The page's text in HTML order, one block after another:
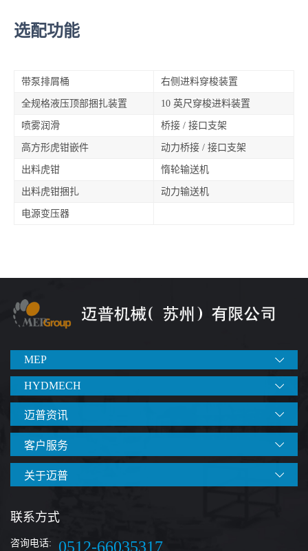
选配功能
带泵排屑桶 右侧进料穿梭装置
全规格液压顶部捆扎装置 10 英尺穿梭进料装置
喷雾润滑 桥接 / 接口支架
高方形虎钳嵌件 动力桥接 / 接口支架
出料虎钳 惰轮输送机
出料虎钳捆扎 动力输送机
电源变压器
MEP
HYDMECH
迈普资讯
客户服务
关于迈普
联系方式
咨询电话: 0512-66035317